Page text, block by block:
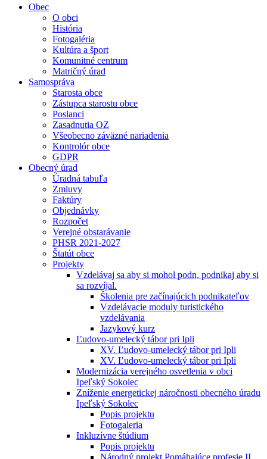
Obec
O obci
História
Fotogaléria
Kultúra a šport
Komunitné centrum
Matričný úrad
Samospráva
Starosta obce
Zástupca starostu obce
Poslanci
Zasadnutia OZ
Všeobecno záväzné nariadenia
Kontrolór obce
GDPR
Obecný úrad
Úradná tabuľa
Zmluvy
Faktúry
Objednávky
Rozpočet
Verejné obstarávanie
PHSR 2021-2027
Štatút obce
Projekty
Vzdelávaj sa aby si mohol podn, podnikaj aby si
sa rozvíjal.
Školenia pre začínajúcich podnikateľov
Vzdelávacie moduly turistického
vzdelávania
Jazykový kurz
Ľudovo-umelecký tábor pri Ipli
XV. Ľudovo-umelecký tábor pri Ipli
XV. Ľudovo-umelecký tábor pri Ipli
Modernizácia verejného osvetlenia v obci
Ipeľský Sokolec
Zníženie energetickej náročnosti obecného úradu
Ipeľský Sokolec
Popis projektu
Fotogaleria
Inkluzívne štúdium
Popis projektu
Národný projekt Pomáhajúce profesie II